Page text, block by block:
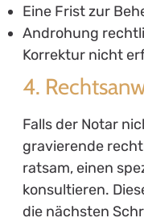
Eine Frist zur
Androhung
Korrektur nicht
4.
Falls der Notar
gravierende
ratsam, einen
konsultieren.
die nächsten